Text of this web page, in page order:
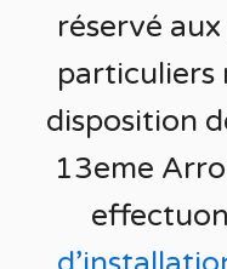
réservé aux
particuliers
disposition
13eme